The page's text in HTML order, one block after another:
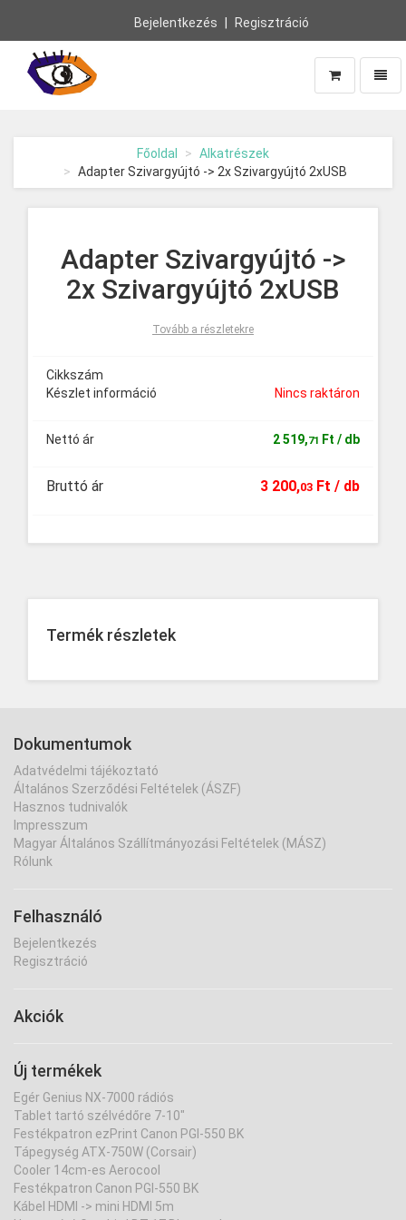
Bejelentkezés Regisztráció
Főoldal
Alkatrészek
Adapter Szivargyújtó -> 2x Szivargyújtó 2xUSB
Adapter Szivargyújtó ->
2x Szivargyújtó 2xUSB
Tovább a részletekre
Cikkszám
Készlet információ
Nincs raktáron
Nettó ár 2519,71 Ft / db
Bruttó ár 3 200,03 Ft / db
Termék részletek
Dokumentumok
Adatvédelmi tájékoztató
Általános Szerződési Feltételek (ÁSZF)
Hasznos tudnivalók
Impresszum
Magyar Általános Szállítmányozási Feltételek (MÁSZ)
Rólunk
Felhasználó
Bejelentkezés
Regisztráció
Akciók
Új termékek
Egér Genius NX-7000 rádiós
Tablet tartó szélvédőre 7-10"
Festékpatron ezPrint Canon PGI-550 BK
Tápegység ATX-750W (Corsair)
Cooler 14cm-es Aerocool
Festékpatron Canon PGI-550 BK
Kábel HDMI -> mini HDMI 5m